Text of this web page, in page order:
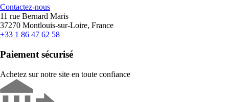
Contactez-nous
11 rue Bernard Maris
37270 Montlouis-sur-Loire, France
+33 1 86 47 62 58
Paiement sécurisé
Achetez sur notre site en toute confiance